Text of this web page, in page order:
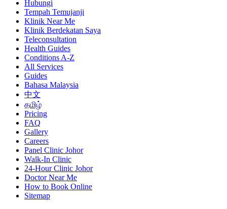
Hubungi
Tempah Temujanji
Klinik Near Me
Klinik Berdekatan Saya
Teleconsultation
Health Guides
Conditions A-Z
All Services
Guides
Bahasa Malaysia
中文
தமிழ்
Pricing
FAQ
Gallery
Careers
Panel Clinic Johor
Walk-In Clinic
24-Hour Clinic Johor
Doctor Near Me
How to Book Online
Sitemap